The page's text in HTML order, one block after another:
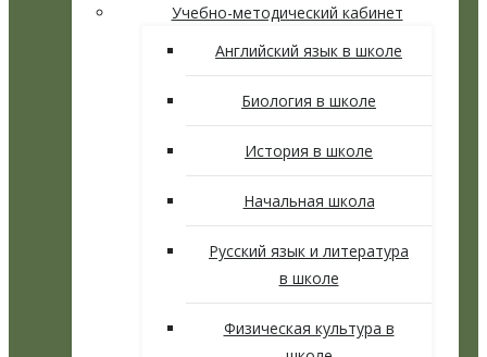
Учебно-методический кабинет
Английский язык в школе
Биология в школе
История в школе
Начальная школа
Русский язык и литература
в школе
Физическая культура в